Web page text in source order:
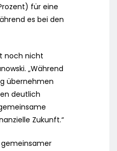
für eine
es bei den
noch nicht
„Während
übernehmen
deutlich
Zukunft.“
gemeinsamer